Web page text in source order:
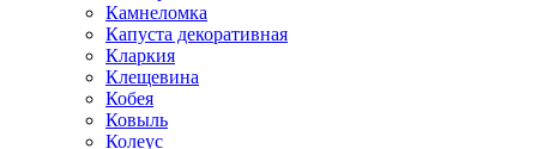
Камнеломка
Капуста декоративная
Кларкия
Клещевина
Кобея
Ковыль
Колеус